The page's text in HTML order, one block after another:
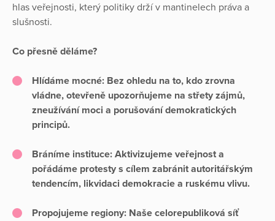
hlas veřejnosti, který politiky drží v mantinelech práva a
slušnosti.
Co přesně děláme?
Hlídáme mocné: Bez ohledu na to, kdo zrovna
vládne, otevřeně upozorňujeme na střety zájmů,
zneužívání moci a porušování demokratických
principů.
Bráníme instituce: Aktivizujeme veřejnost a
pořádáme protesty s cílem zabránit autoritářským
tendencím, likvidaci demokracie a ruskému vlivu.
Propojujeme regiony: Naše celorepubliková síť